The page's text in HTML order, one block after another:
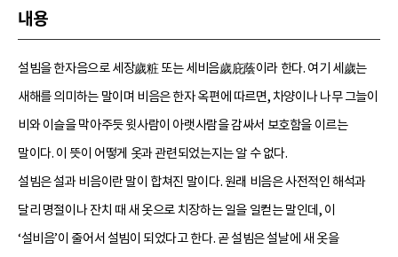
내용
설빔을 한자음으로 세장歲粧 또는 세비음歲庇蔭이라 한다. 여기 세歲는
새해를 의미하는 말이며 비음은 한자 옥편에 따르면, 차양이나 나무 그늘이
비와 이슬을 막아주듯 윗사람이 아랫사람을 감싸서 보호함을 이르는
말이다. 이 뜻이 어떻게 옷과 관련되었는지는 알 수 없다.
설빔은 설과 비음이란 말이 합쳐진 말이다. 원래 비음은 사전적인 해석과
달리 명절이나 잔치 때 새 옷으로 치장하는 일을 일컫는 말인데, 이
‘설비음’이 줄어서 설빔이 되었다고 한다. 곧 설빔은 설날에 새 옷을